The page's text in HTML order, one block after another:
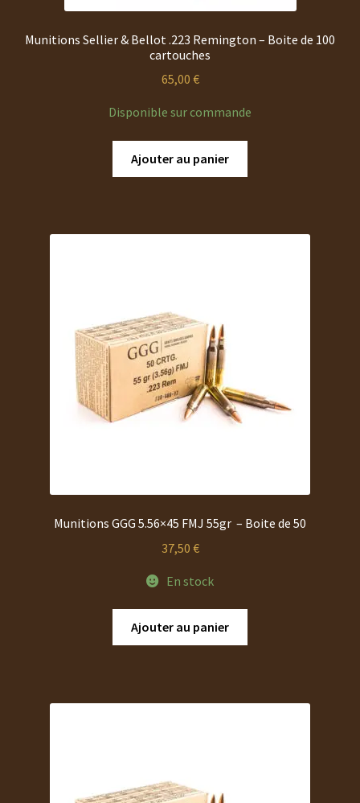
Munitions Sellier & Bellot .223 Remington – Boite de 100
cartouches
65,00 €
Disponible sur commande
Ajouter au panier
Munitions GGG 5.56×45 FMJ 55gr – Boite de 50
37,50 €
En stock
Ajouter au panier